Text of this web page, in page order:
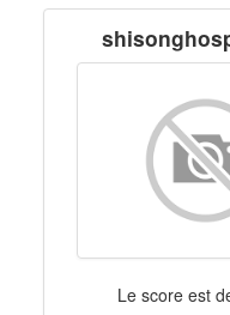
Le score est